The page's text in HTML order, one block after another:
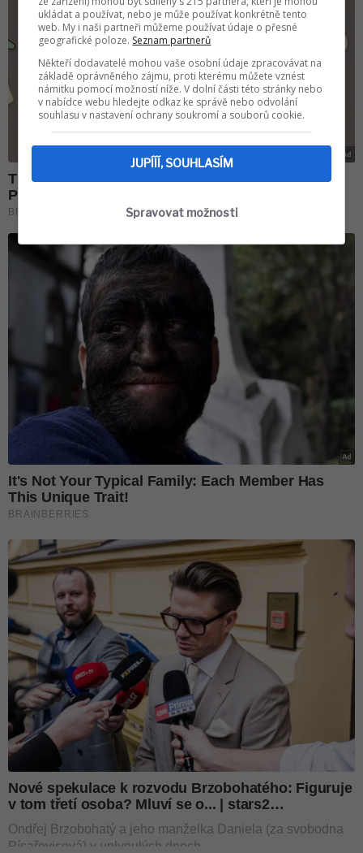
ukládat a používat, nebo je může používat konkrétně tento
web. My i naši partneři můžeme používat údaje o přesné
geografické poloze. Seznam partnerů
Někteří dodavatelé mohou vaše osobní údaje zpracovávat na
základě oprávněného zájmu, proti kterému můžete vznést
námitku pomocí možností níže. V dolní části této stránky nebo
v nabídce webu hledejte odkaz ke správě nebo odvolání
souhlasu v nastavení ochrany soukromí a souborů cookie.
JUPÍÍÍ, SOUHLASÍM
Spravovat možnosti